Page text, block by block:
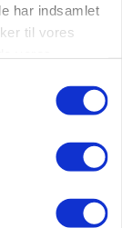
har indsamlet
til vores
Sådan